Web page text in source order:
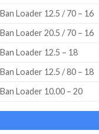
Ban Loader 12.5 / 70 – 16
Ban Loader 20.5 / 70 – 16
Ban Loader 12.5 – 18
Ban Loader 12.5 / 80 – 18
Ban Loader 10.00 – 20